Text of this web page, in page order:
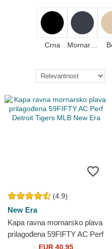
Crna
(4.9)
New Era
Kapa ravna mornarsko plava
prilagođena 59FIFTY AC Perf
Detroit Tigers MLB New Era
EUR 40,95